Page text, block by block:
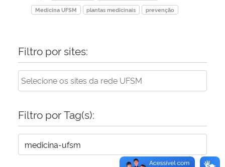
Medicina UFSM
plantas medicinais prevenção
Filtro por sites:
Filtro por Tag(s):